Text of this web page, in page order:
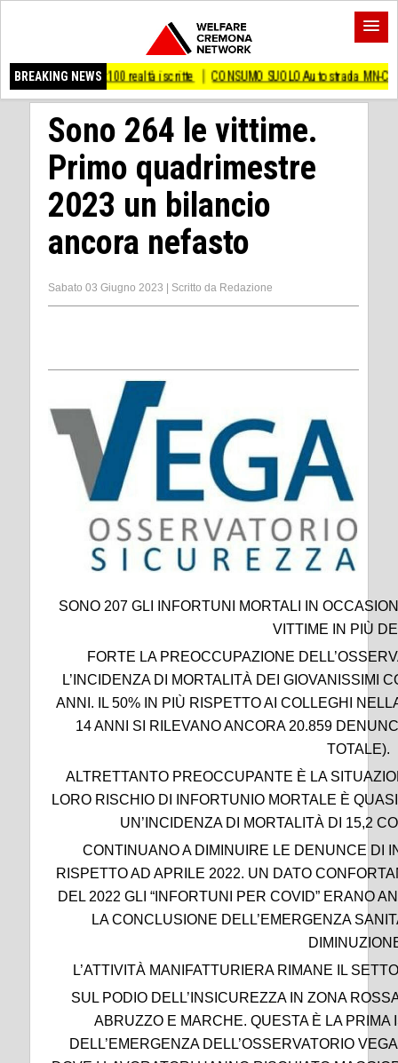
BREAKING NEWS
:100 realtà iscritte CONSUMO SUOLO Autostrada MN-CR Pagliari: 'Opera
Sono 264 le vittime.
Primo quadrimestre
2023 un bilancio
ancora nefasto
Sabato 03 Giugno 2023 Scritto da Redazione
SONO 207 GLI INFORTUNI MORTALI IN
VITTIME IN PIÙ
FORTE LA PREOCCUPAZIONE
L’INCIDENZA DI MORTALITÀ DEI GIOVANISSIMI
ANNI. IL 50% IN PIÙ RISPETTO AI COLLEGHI
14 ANNI SI RILEVANO ANCORA 20.859
TOTALE).
ALTRETTANTO PREOCCUPANTE È LA
LORO RISCHIO DI INFORTUNIO MORTALE È
UN’INCIDENZA DI MORTALITÀ DI 15,2
CONTINUANO A DIMINUIRE LE DENUNCE DI
RISPETTO AD APRILE 2022. UN DATO
DEL 2022 GLI “INFORTUNI PER COVID” ERANO
LA CONCLUSIONE DELL’EMERGENZA
L’ATTIVITÀ MANIFATTURIERA RIMANE IL
SUL PODIO DELL’INSICUREZZA IN ZONA
ABRUZZO E MARCHE. QUESTA È LA PRIMA
DELL’EMERGENZA DELL’OSSERVATORIO